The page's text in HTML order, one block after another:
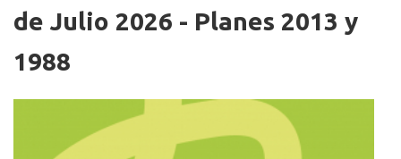
de Julio 2026 - Planes 2013 y
1988